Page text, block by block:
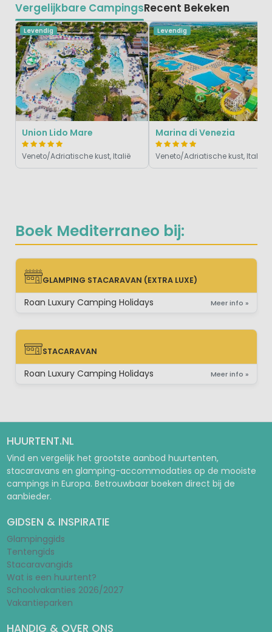
Boek Mediterraneo bij:
GLAMPING STACARAVAN (EXTRA LUXE)
GLAMPING STACARAVAN (EXTRA LUXE)
Roan Luxury Camping Holidays Meer info »
STACARAVAN
STACARAVAN
Roan Luxury Camping Holidays Meer info »
Vergelijkbare CampingsRecent Bekeken
Levendig
Union Lido Mare
Veneto/Adriatische kust, Italië
Levendig
Marina di Venezia
Veneto/Adriatische kust, Italië
HUURTENT.NL
Vind en vergelijk het grootste aanbod huurtenten,
stacaravans en glamping-accommodaties op de mooiste
campings in Europa. Betrouwbaar boeken direct bij de
aanbieder.
GIDSEN & INSPIRATIE
Glampinggids
Tentengids
Stacaravangids
Wat is een huurtent?
Schoolvakanties 2026/2027
Vakantieparken
HANDIG & OVER ONS